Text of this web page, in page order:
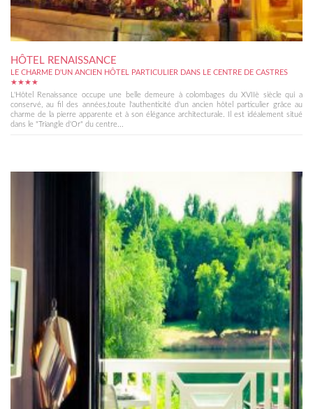
HÔTEL RENAISSANCE
LE CHARME D'UN ANCIEN HÔTEL PARTICULIER DANS LE CENTRE DE CASTRES
★★★★
L'Hôtel Renaissance occupe une belle demeure à colombages du XVIIè siècle qui a
conservé, au fil des années,toute l'authenticité d'un ancien hôtel particulier grâce au
charme de la pierre apparente et à son élégance architecturale. Il est idéalement situé
dans le "Triangle d'Or" du centre...